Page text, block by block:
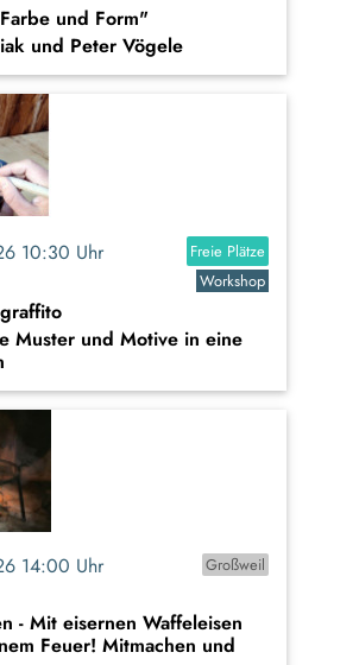
und Form"
und Peter Vögele
10:30 Uhr
Freie Plätze
Workshop
Muster und Motive in eine
14:00 Uhr
Großweil
- Mit eisernen Waffeleisen
Feuer! Mitmachen und